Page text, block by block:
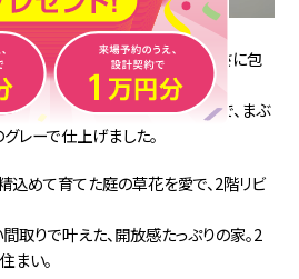
で、家全体が生き生きとした明るさに包
など光を反射しすぎてしまうので、まぶ
レーで仕上げました。
込めて育てた庭の草花を愛で、2階リビ
取りで叶えた、開放感たっぷりの家。2
まい。